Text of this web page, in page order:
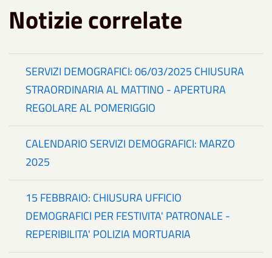
Notizie correlate
SERVIZI DEMOGRAFICI: 06/03/2025 CHIUSURA
STRAORDINARIA AL MATTINO - APERTURA
REGOLARE AL POMERIGGIO
CALENDARIO SERVIZI DEMOGRAFICI: MARZO
2025
15 FEBBRAIO: CHIUSURA UFFICIO
DEMOGRAFICI PER FESTIVITA' PATRONALE -
REPERIBILITA' POLIZIA MORTUARIA